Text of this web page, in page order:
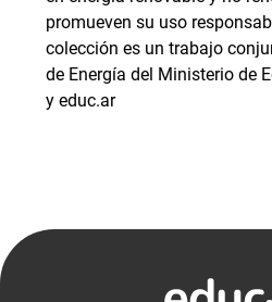
promueven su uso
colección es un trabajo
de Energía del Ministerio de
y educ.ar